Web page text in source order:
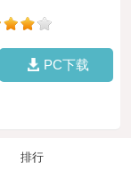
PC下载
排行